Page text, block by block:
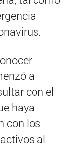
a
con el
haya
con los
al